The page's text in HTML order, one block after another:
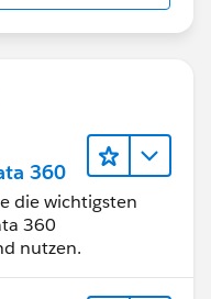
360
die wichtigsten
360
nutzen.